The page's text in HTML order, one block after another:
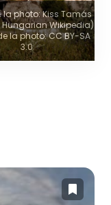
la photo: Kiss Tamás
Wikipedia)
la photo: CC BY-SA
3.0